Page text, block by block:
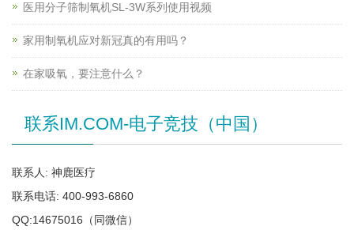
医用分子筛制氧机SL-3W系列使用视频
家用制氧机应对新冠真的有用吗？
在家吸氧，要注意什么？
联系IM.COM-电子竞技（中国）
联系人: 神鹿医疗
联系电话: 400-993-6860
QQ:14675016（同微信）